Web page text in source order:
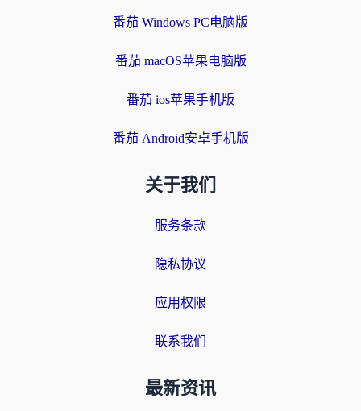
番茄 Windows PC电脑版
番茄 macOS苹果电脑版
番茄 ios苹果手机版
番茄 Android安卓手机版
关于我们
服务条款
隐私协议
应用权限
联系我们
最新资讯